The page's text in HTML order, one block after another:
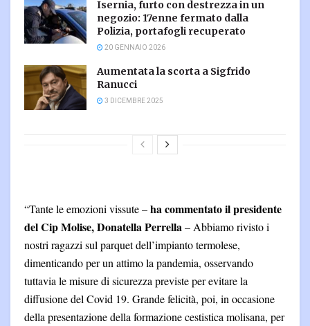
Isernia, furto con destrezza in un
negozio: 17enne fermato dalla
Polizia, portafogli recuperato
20 GENNAIO 2026
Aumentata la scorta a Sigfrido
Ranucci
3 DICEMBRE 2025
“Tante le emozioni vissute –ha commentato il presidente
del Cip Molise, Donatella Perrella – Abbiamo rivisto i
nostri ragazzi sul parquet dell’impianto termolese,
dimenticando per un attimo la pandemia, osservando
tuttavia le misure di sicurezza previste per evitare la
diffusione del Covid 19. Grande felicità, poi, in occasione
della presentazione della formazione cestistica molisana, per